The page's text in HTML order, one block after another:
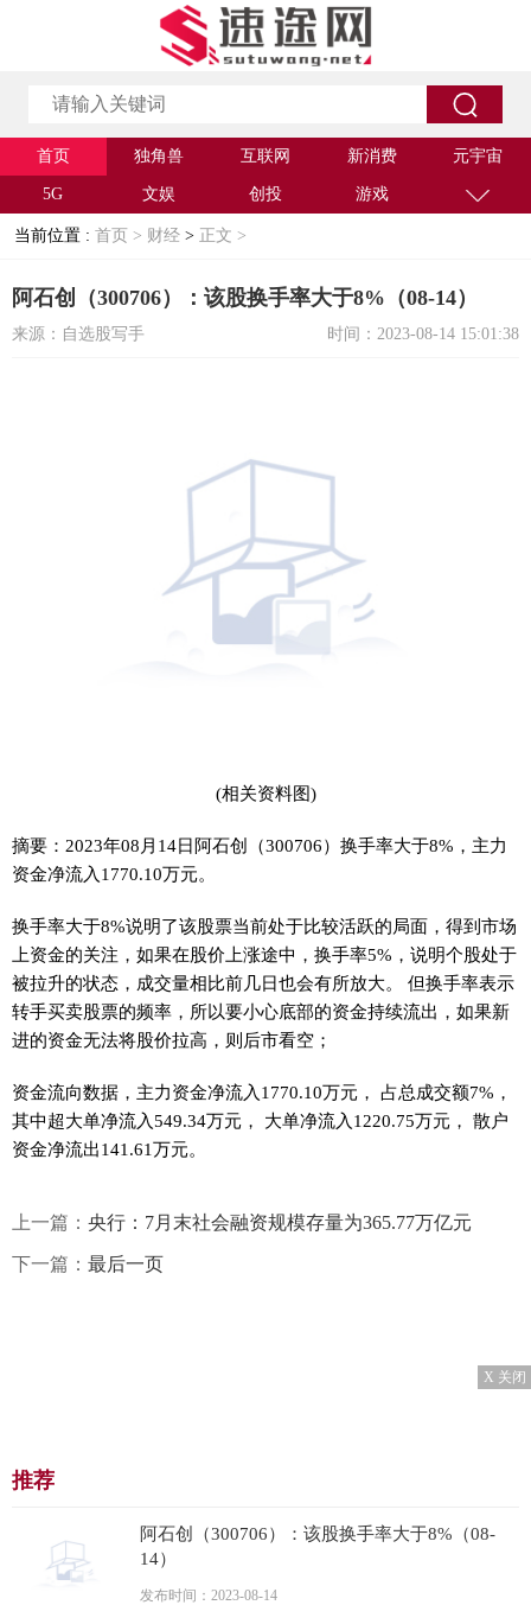
首页 独角兽 互联网 新消费 元宇宙
5G 文娱 创投 游戏
当前位置 : 首页 > 财经 > 正文 >
阿石创（300706）：该股换手率大于8%（08-14）
来源：自选股写手 时间：2023-08-14 15:01:38
(相关资料图)
摘要：2023年08月14日阿石创（300706）换手率大于8%，主力
资金净流入1770.10万元。
换手率大于8%说明了该股票当前处于比较活跃的局面，得到市场
上资金的关注，如果在股价上涨途中，换手率5%，说明个股处于
被拉升的状态，成交量相比前几日也会有所放大。 但换手率表示
转手买卖股票的频率，所以要小心底部的资金持续流出，如果新
进的资金无法将股价拉高，则后市看空；
资金流向数据，主力资金净流入1770.10万元， 占总成交额7%，
其中超大单净流入549.34万元， 大单净流入1220.75万元， 散户
资金净流出141.61万元。
上一篇： 央行：7月末社会融资规模存量为365.77万亿元
下一篇： 最后一页
X 关闭
推荐
阿石创（300706）：该股换手率大于8%（08-
14）
发布时间：2023-08-14